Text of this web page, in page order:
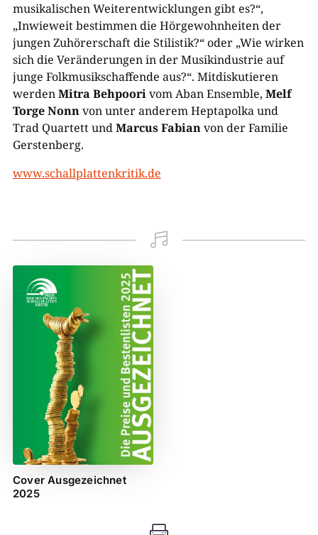
musikalischen Weiterentwicklungen gibt es?“,
„Inwieweit bestimmen die Hörgewohnheiten der
jungen Zuhörerschaft die Stilistik?“ oder „Wie wirken
sich die Veränderungen in der Musikindustrie auf
junge Folkmusikschaffende aus?“. Mitdiskutieren
werdenMitra Behpoorivom Aban Ensemble, Melf
Torge Nonnvon unter anderem Heptapolka und
Trad Quartett undMarcus Fabianvon der Familie
Gerstenberg.
www.schallplattenkritik.de

Cover Ausgezeichnet
2025